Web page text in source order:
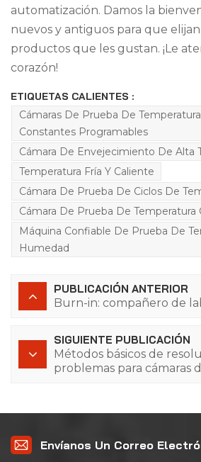
automatización. Damos la
nuevos y antiguos para que
productos que les gustan. ¡Le
corazón!
ETIQUETAS CALIENTES :
Cámaras De Prueba De
Constantes Programables
Cámara De Envejecimiento De Alta
Temperatura Fría Y Caliente
Cámara De Prueba De Ciclos De
Cámara De Prueba De Temperatura
Máquina Confiable De Prueba De
Humedad
PUBLICACIÓN ANTERIOR
Burn-in: compañero de
SIGUIENTE PUBLICACIÓN
Métodos básicos de
problemas para cámaras
Envíanos Un Correo